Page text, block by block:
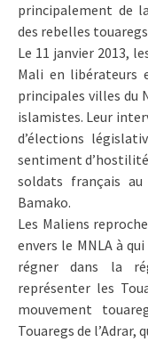
principalement de
des rebelles touaregs
Le 11 janvier 2013,
Mali en libérateurs
principales villes du
islamistes. Leur
d’élections
sentiment
soldats français au
Bamako.
Les Maliens
envers le MNLA à
régner dans la
représenter les
mouvement
Touaregs de l’Adrar,